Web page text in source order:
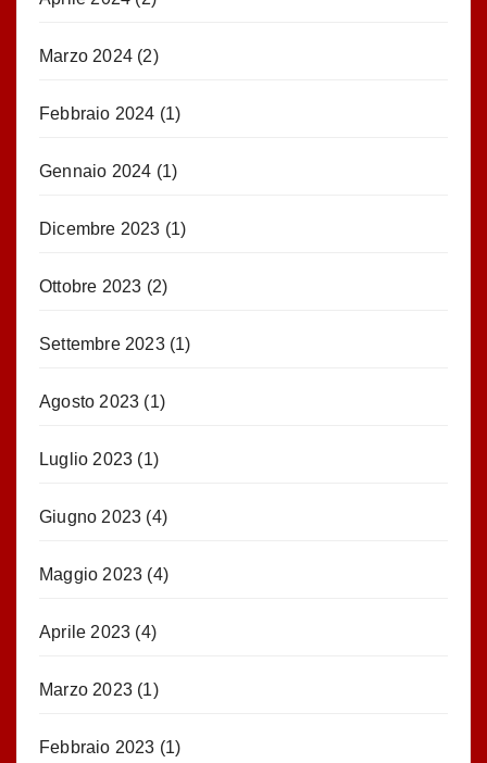
Marzo 2024 (2)
Febbraio 2024 (1)
Gennaio 2024 (1)
Dicembre 2023 (1)
Ottobre 2023 (2)
Settembre 2023(1)
Agosto 2023 (1)
Luglio 2023 (1)
Giugno 2023 (4)
Maggio 2023 (4)
Aprile 2023 (4)
Marzo 2023 (1)
Febbraio 2023 (1)